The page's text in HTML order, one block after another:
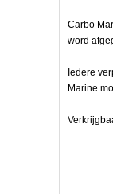
Carbo
word
Iedere
Marine